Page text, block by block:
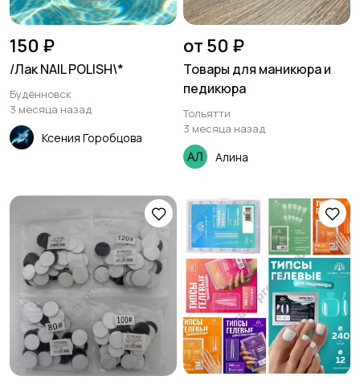
150 ₽
/Лак NAIL POLISH\*
Будённовск
3 месяца назад
Ксения Горобцова
от 50 ₽
Товары для маникюра и
педикюра
Тольятти
3 месяца назад
Алина